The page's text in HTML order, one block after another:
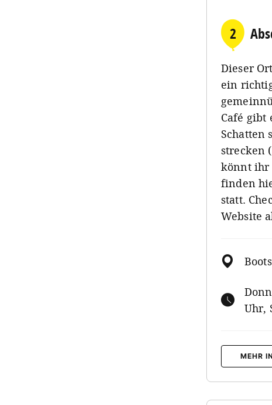
2
Dieser
ein
Café gibt
Schatten
strecken
könnt ihr
finden
statt.
Website
Uhr,
MEHR